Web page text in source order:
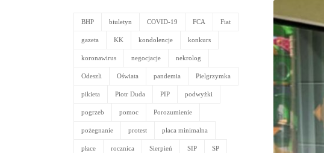
BHP biuletyn COVID-19 FCA Fiat
gazeta KK kondolencje konkurs
koronawirus negocjacje nekrolog
Odeszli Oświata pandemia Pielgrzymka
pikieta Piotr Duda PIP podwyżki
pogrzeb pomoc Porozumienie
pożegnanie protest płaca minimalna
płace rocznica Sierpień SIP SP